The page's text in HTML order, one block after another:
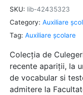
SKU: lib-42435323
Category: Auxiliare
Tag: Auxiliare şcolare
Colecția de
recente apariții, la
de vocabular si
admitere la